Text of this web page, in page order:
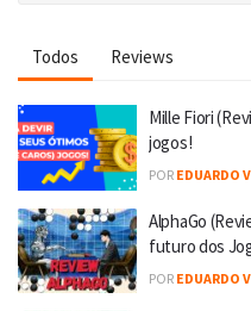
Todos Reviews
Mille Fiori
jogos!
POR EDUARDO
AlphaGo
futuro dos
POR EDUARDO